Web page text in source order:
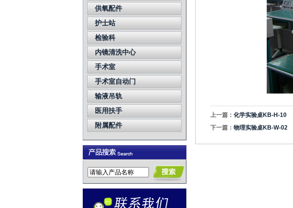
供氧配件
护士站
检验科
内镜清洗中心
手术室
手术室自动门
输液吊轨
医用扶手
附属配件
上一篇： 化学实验桌KB-H-10
下一篇： 物理实验桌KB-W-02